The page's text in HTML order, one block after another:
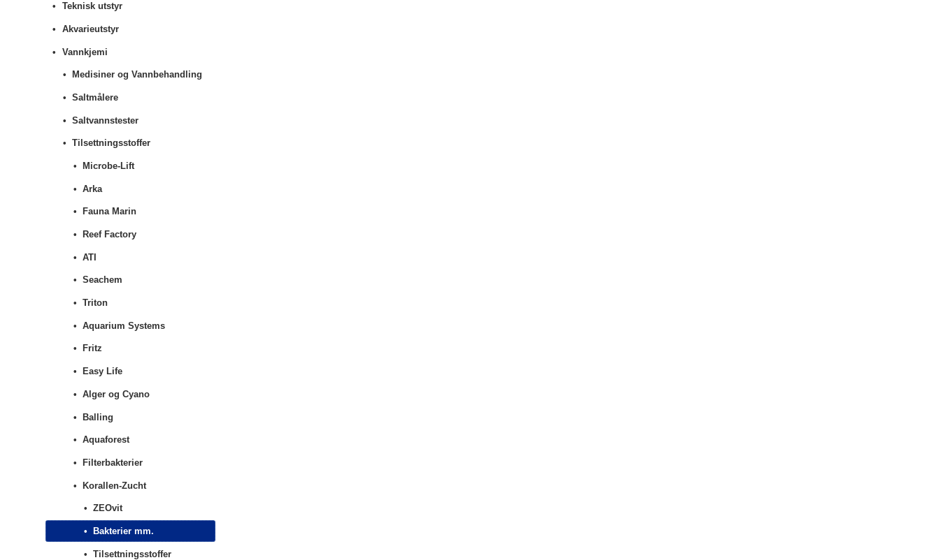
Teknisk utstyr
Akvarieutstyr
Vannkjemi
Medisiner og Vannbehandling
Saltmålere
Saltvannstester
Tilsettningsstoffer
Microbe-Lift
Arka
Fauna Marin
Reef Factory
ATI
Seachem
Triton
Aquarium Systems
Fritz
Easy Life
Alger og Cyano
Balling
Aquaforest
Filterbakterier
Korallen-Zucht
ZEOvit
Bakterier mm.
Tilsettningsstoffer